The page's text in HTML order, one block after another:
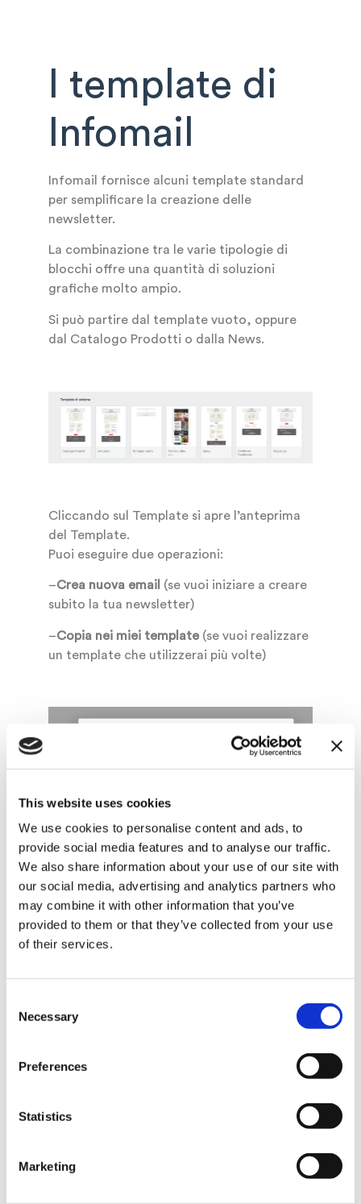
This website uses cookies
We use cookies to personalise content and ads, to
provide social media features and to analyse our traffic.
We also share information about your use of our site with
our social media, advertising and analytics partners who
may combine it with other information that you’ve
provided to them or that they’ve collected from your use
of their services.
Selection
Necessary
Preferences
Statistics
Marketing
I template di
Infomail
Infomail fornisce alcuni template standard
per semplificare la creazione delle
newsletter.
La combinazione tra le varie tipologie di
blocchi offre una quantità di soluzioni
grafiche molto ampio.
Si può partire dal template vuoto, oppure
dal Catalogo Prodotti o dalla News.
Cliccando sul Template si apre l’anteprima
del Template.
Puoi eseguire due operazioni:
–Crea nuova email (se vuoi iniziare a creare
subito la tua newsletter)
–Copia nei miei template (se vuoi realizzare
un template che utilizzerai più volte)
Se clicchi “Crea nuova email” verrai
Da qui puoi iniziare a creare la tua email.